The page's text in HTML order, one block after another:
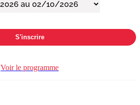
S'inscrire
Voir le programme